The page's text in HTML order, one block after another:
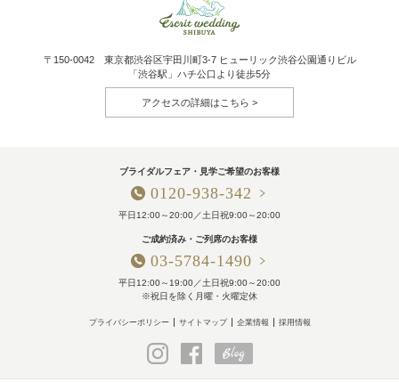
〒150-0042 東京都渋谷区宇田川町3-7 ヒューリック渋谷公園通りビル
「渋谷駅」ハチ公口より徒歩5分
アクセスの詳細はこちら
ブライダルフェア・見学ご希望のお客様
0120-938-342
平日12:00～20:00／土日祝9:00～20:00
ご成約済み・ご列席のお客様
03-5784-1490
平日12:00～19:00／土日祝9:00～20:00
※祝日を除く月曜・火曜定休
プライバシーポリシー サイトマップ 企業情報 採用情報